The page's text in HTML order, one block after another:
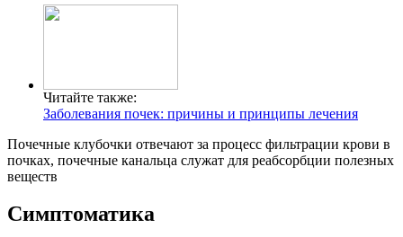
Читайте также:
Заболевания почек: причины и принципы лечения
Почечные клубочки отвечают за процесс фильтрации крови в
почках, почечные канальца служат для реабсорбции полезных
веществ
Симптоматика